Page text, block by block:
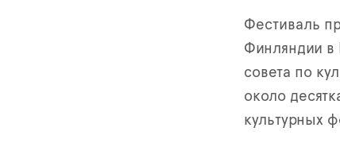
Фестиваль
Финляндии в
совета по
около
культурных